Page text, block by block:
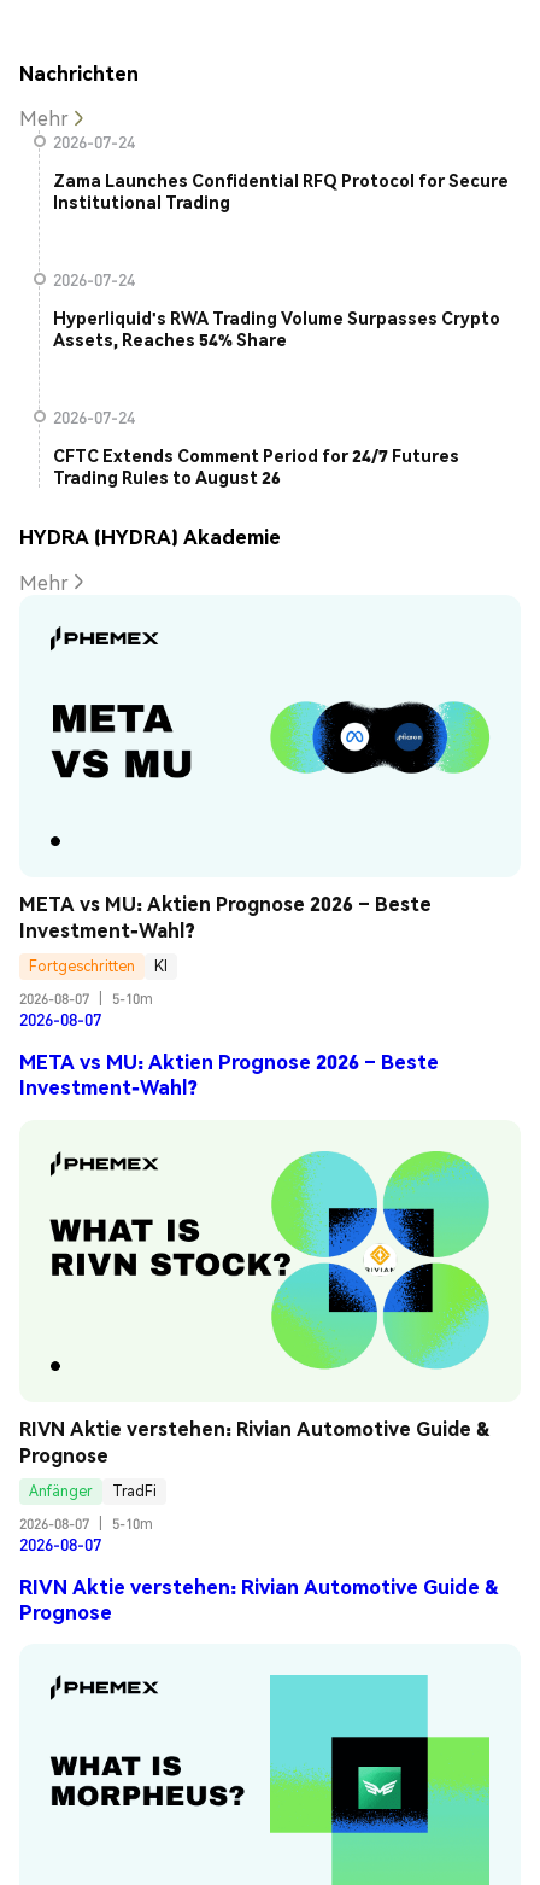
Nachrichten
Mehr
2026-07-24
Zama Launches Confidential RFQ Protocol for Secure
Institutional Trading
2026-07-24
Hyperliquid's RWA Trading Volume Surpasses Crypto
Assets, Reaches 54% Share
2026-07-24
CFTC Extends Comment Period for 24/7 Futures
Trading Rules to August 26
HYDRA (HYDRA) Akademie
Mehr
META vs MU: Aktien Prognose 2026 – Beste
Investment-Wahl?
Fortgeschritten
KI
2026-08-07
5-10m
2026-08-07
META vs MU: Aktien Prognose 2026 – Beste
Investment-Wahl?
RIVN Aktie verstehen: Rivian Automotive Guide &
Prognose
Anfänger
TradFi
2026-08-07
5-10m
2026-08-07
RIVN Aktie verstehen: Rivian Automotive Guide &
Prognose